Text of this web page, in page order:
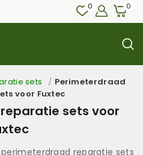
0 0
sets / Perimeterdraad
voor Fuxtec
sets voor
reparatie sets